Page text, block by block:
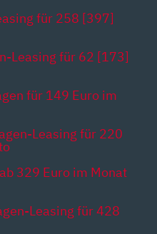
für 258 [397]
Leasing für 62 [173]
für 149 Euro im
Leasing für 220
329 Euro im Monat
Leasing für 428